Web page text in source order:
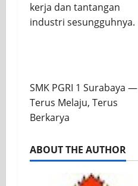
kerja dan tantangan
industri sesungguhnya.
SMK PGRI 1 Surabaya —
Terus Melaju, Terus
Berkarya
ABOUT THE AUTHOR